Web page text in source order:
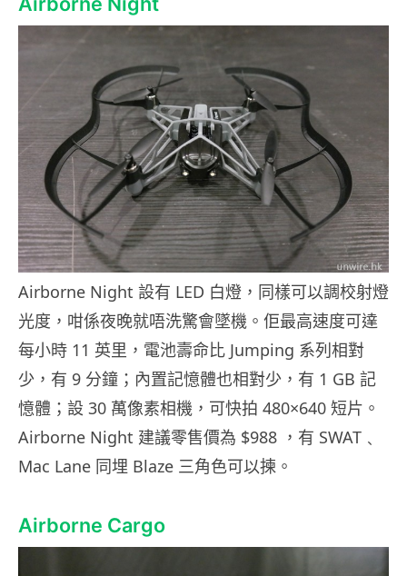
Airborne Night 設有 LED 白燈，同樣可以調校射燈
光度，咁係夜晚就唔洗驚會墜機。佢最高速度可達
每小時 11 英里，電池壽命比 Jumping 系列相對
少，有 9 分鐘；內置記憶體也相對少，有 1 GB 記
憶體；設 30 萬像素相機，可快拍 480×640 短片。
Airborne Night 建議零售價為 $988 ，有 SWAT﹑
Mac Lane 同埋 Blaze 三角色可以揀。
Airborne Cargo